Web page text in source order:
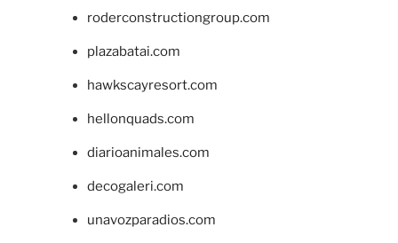
roderconstructiongroup.com
plazabatai.com
hawkscayresort.com
hellonquads.com
diarioanimales.com
decogaleri.com
unavozparadios.com